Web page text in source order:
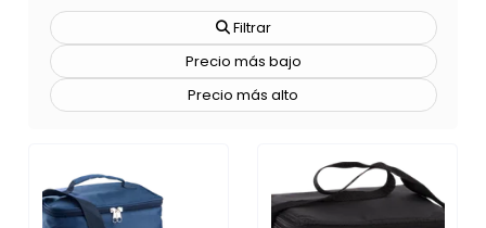
ocasión, desde picnics y excursiones hasta eventos corporativos.
personaliza cada bolsa con el logo de tu empresa, un eslogan
atractivo o incluso un diseño único para hacer que tu marca
destaque. además, nuestras bolsas térmicas son duraderas y
fáciles de limpiar, lo que las convierte en una inversión inteligente
ahora y comienza a
promocionar tu marca de una manera innovadora y efectiva!
Filtrar
Precio más bajo
Precio más alto